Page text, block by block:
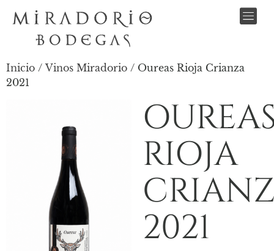
Inicio /Vinos Miradorio / Oureas Rioja Crianza
2021
RIOJA
2021